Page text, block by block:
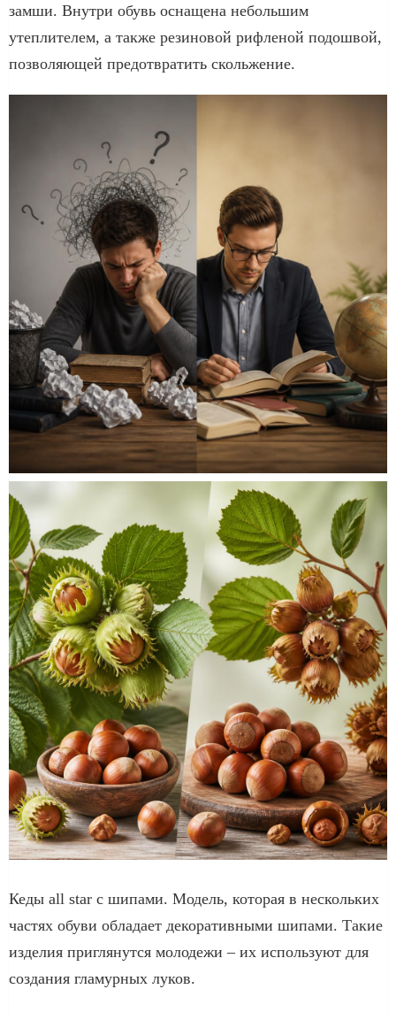
замши. Внутри обувь оснащена небольшим
утеплителем, а также резиновой рифленой подошвой,
позволяющей предотвратить скольжение.
Кеды all star с шипами. Модель, которая в нескольких
частях обуви обладает декоративными шипами. Такие
изделия приглянутся молодежи – их используют для
создания гламурных луков.